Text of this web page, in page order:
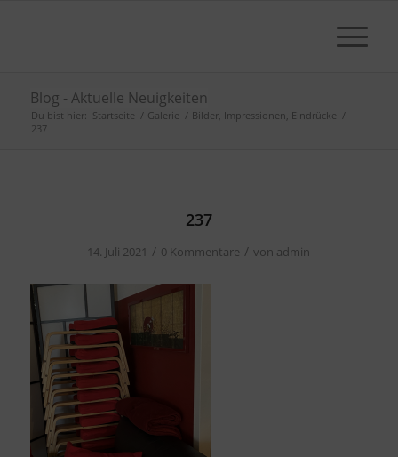
Blog - Aktuelle Neuigkeiten
Du bist hier: Startseite / Galerie / Bilder, Impressionen, Eindrücke /
237
237
14. Juli 2021 / 0 Kommentare / von admin